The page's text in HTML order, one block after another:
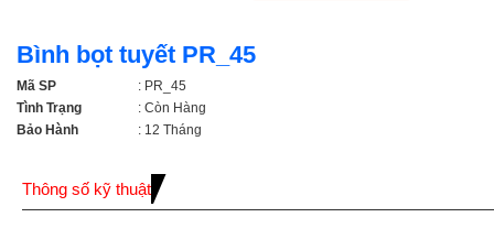
Bình bọt tuyết PR_45
Mã SP
: PR_45
Tình Trạng
: Còn Hàng
Bảo Hành
: 12 Tháng
Thông số kỹ thuật